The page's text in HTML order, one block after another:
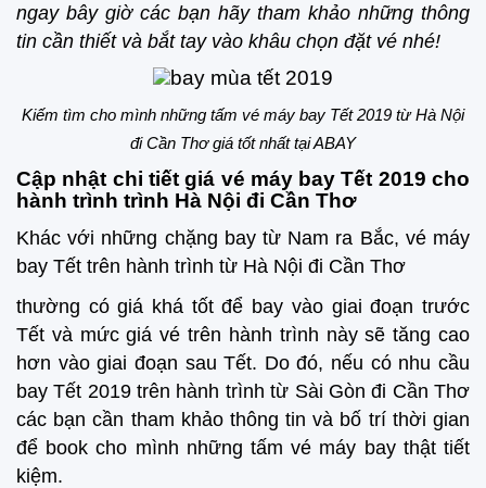
ngay bây giờ các bạn hãy tham khảo những thông
tin cần thiết và bắt tay vào khâu chọn đặt vé nhé!
Kiếm tìm cho mình những tấm vé máy bay Tết 2019 từ Hà Nội
đi Cần Thơ giá tốt nhất tại ABAY
Cập nhật chi tiết giá vé máy bay Tết 2019 cho
hành trình trình Hà Nội đi Cần Thơ
Khác với những chặng bay từ Nam ra Bắc, vé máy
bay Tết trên hành trình từ Hà Nội đi Cần Thơ
thường có giá khá tốt để bay vào giai đoạn trước
Tết và mức giá vé trên hành trình này sẽ tăng cao
hơn vào giai đoạn sau Tết. Do đó, nếu có nhu cầu
bay Tết 2019 trên hành trình từ Sài Gòn đi Cần Thơ
các bạn cần tham khảo thông tin và bố trí thời gian
để book cho mình những tấm vé máy bay thật tiết
kiệm.